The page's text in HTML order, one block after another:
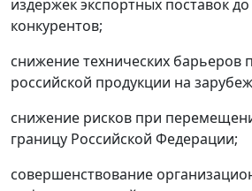
издержек экспортных поставок
конкурентов;
снижение технических барьеров
российской продукции на
снижение рисков при
границу Российской Федерации;
совершенствование